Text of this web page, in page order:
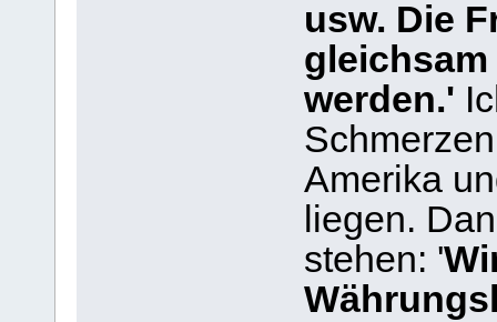
usw. Die
gleichsam
werden.'
Amerika
liegen.
stehen: '